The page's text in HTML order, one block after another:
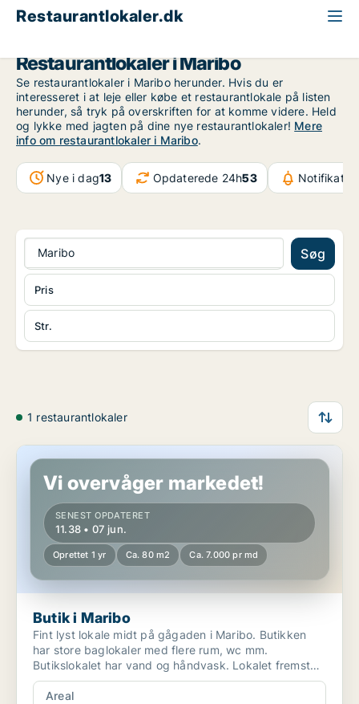
Restaurantlokaler.dk
Restaurantlokaler i Maribo
Se restaurantlokaler i Maribo herunder. Hvis du er
interesseret i at leje eller købe et restaurantlokale på listen
herunder, så tryk på overskriften for at komme videre. Held
og lykke med jagten på dine nye restaurantlokaler! Mere
info om restaurantlokaler i Maribo.
Nye i dag13 Opdaterede 24h53
Maribo Søg
Str.
Pris
1 restaurantlokaler
Butik i Maribo
Vi overvåger markedet!
SENEST OPDATERET
11.38 • 07 jun.
Oprettet 1 yr Ca. 80 m2 Ca. 7.000 pr md
Butik i Maribo
Fint lyst lokale midt på gågaden i Maribo. Butikken
har store baglokaler med flere rum, wc mm.
Butikslokalet har vand og håndvask. Lokalet fremstår
fint og m...
Areal